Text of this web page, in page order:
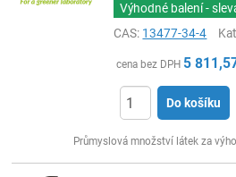
Výhodné balení -
CAS: 13477-34-4
cena bez DPH 5
Do košíku
Průmyslová množství látek za